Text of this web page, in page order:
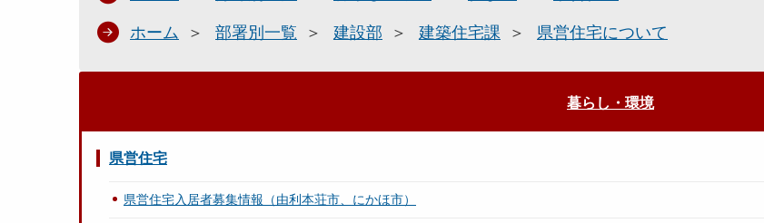
ホーム 部署別一覧 建設部 建築住宅課 県営住宅について
暮らし・環境
県営住宅
県営住宅入居者募集情報（由利本荘市、にかほ市）